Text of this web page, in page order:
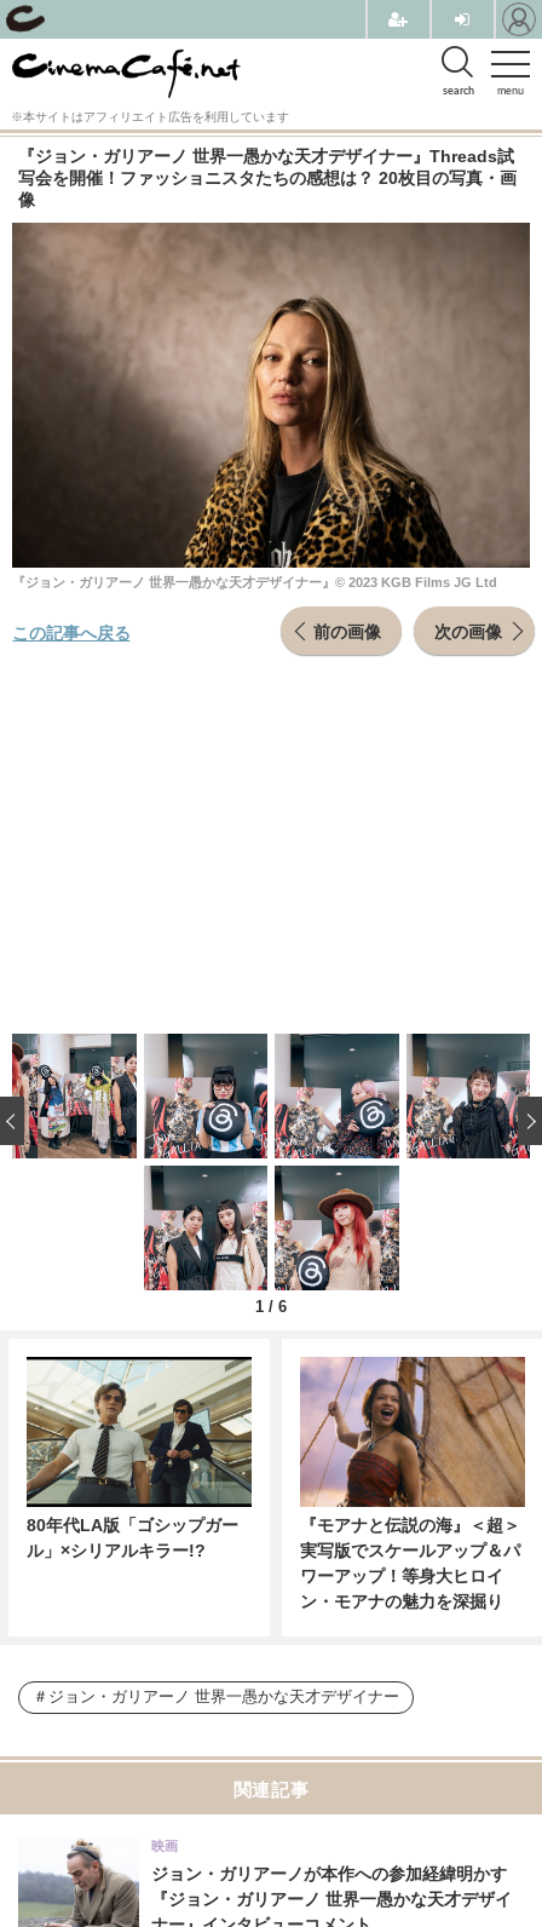
menu
search
※本サイトはアフィリエイト広告を利用しています
『ジョン・ガリアーノ 世界一愚かな天才デザイナー』Threads試
写会を開催！ファッショニスタたちの感想は？ 20枚目の写真・画
像
『ジョン・ガリアーノ 世界一愚かな天才デザイナー』© 2023 KGB Films JG Ltd
前の画像 次の画像
この記事へ戻る
1 / 6
‹
80年代LA版「ゴシップガー
ル」×シリアルキラー!?
『モアナと伝説の海』＜超＞
実写版でスケールアップ＆パ
ワーアップ！等身大ヒロイ
ン・モアナの魅力を深掘り
ジョン・ガリアーノ 世界一愚かな天才デザイナー
関連記事
ジョン・ガリアーノが本作への参加経緯明かす
『ジョン・ガリアーノ 世界一愚かな天才デザイ
映画